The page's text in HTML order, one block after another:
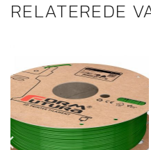
RELATEREDE